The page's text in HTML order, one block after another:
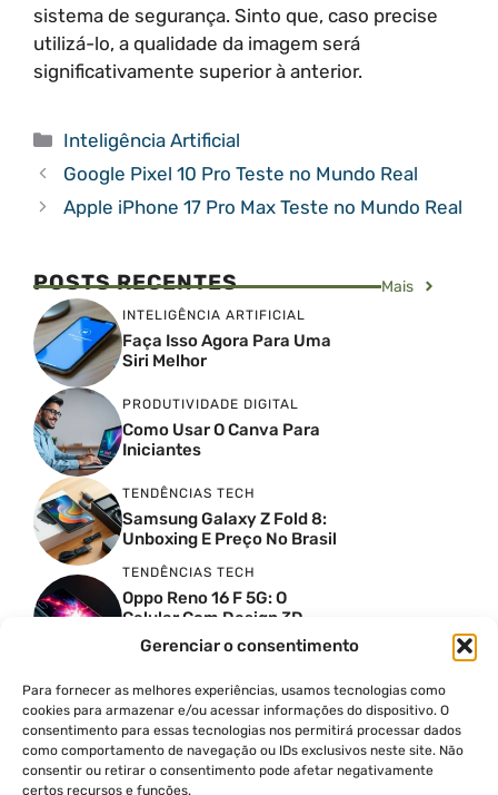
Gerenciar o consentimento
Para fornecer as melhores experiências, usamos tecnologias como
cookies para armazenar e/ou acessar informações do dispositivo. O
consentimento para essas tecnologias nos permitirá processar dados
como comportamento de navegação ou IDs exclusivos neste site. Não
consentir ou retirar o consentimento pode afetar negativamente
certos recursos e funções.
sistema de segurança. Sinto que, caso precise
utilizá-lo, a qualidade da imagem será
significativamente superior à anterior.
Categorias
Inteligência Artificial
Google Pixel 10 Pro Teste no Mundo Real
Apple iPhone 17 Pro Max Teste no Mundo Real
POSTS RECENTES Mais
INTELIGÊNCIA ARTIFICIAL
Faça Isso Agora Para Uma
Siri Melhor
PRODUTIVIDADE DIGITAL
Como Usar O Canva Para
Iniciantes
TENDÊNCIAS TECH
Samsung Galaxy Z Fold 8:
Unboxing E Preço No Brasil
TENDÊNCIAS TECH
Oppo Reno 16 F 5G: O
Celular Com Design 3D
Surreal E Câmeras De 50
MP
PRODUTIVIDADE DIGITAL
Faca Isso Agora Para Uma
Siri Melhor
INSIGHTS & OPINIÃO